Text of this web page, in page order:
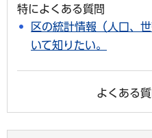
特によくある質問
区の統計情報（人口、
いて知りたい。
よくある